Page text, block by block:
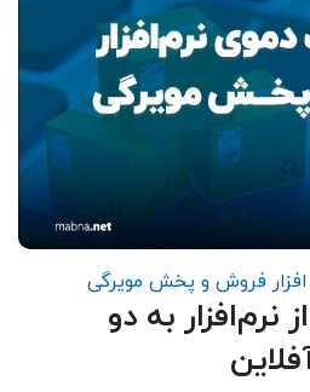
فروش و پخش مویرگی
نرم‌افزار به دو